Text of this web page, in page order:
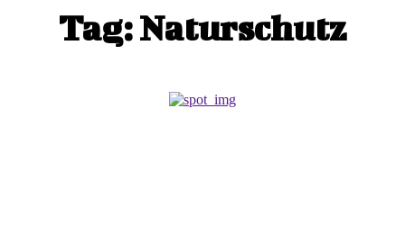
Tag:Naturschutz